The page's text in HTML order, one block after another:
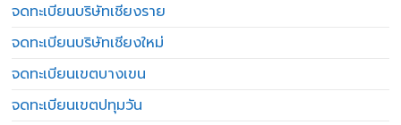
จดทะเบียนบริษัทเชียงราย
จดทะเบียนบริษัทเชียงใหม่
จดทะเบียนเขตบางเขน
จดทะเบียนเขตปทุมวัน